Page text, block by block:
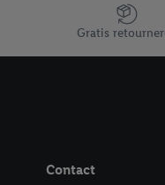
Jouw voordelen bij ons
Gratis
Contact